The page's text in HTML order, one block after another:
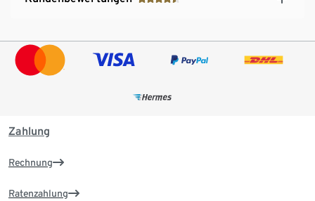
Zahlung
Rechnung
Ratenzahlung